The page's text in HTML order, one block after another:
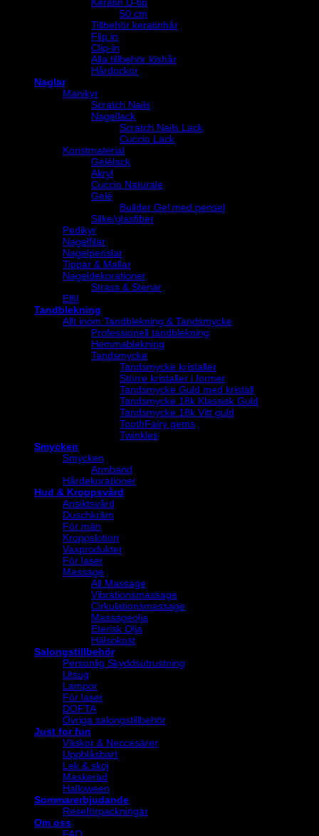
50 cm
Tillbehör keratinhår
Flip in
Clip-in
Alla tillbehör löshår
Hårdockor
Naglar
Manikyr
Scratch Nails
Nagellack
Scratch Nails Lack
Cuccio Lack
Konstmaterial
Gelélack
Akryl
Cuccio Naturale
Gelé
Builder Gel med pensel
Silke/glasfiber
Pedikyr
Nagelfilar
Nagelpenslar
Tippar & Mallar
Nageldekorationer
Strass & Stenar
Elfil
Tandblekning
Allt inom Tandblekning & Tandsmycke
Professionell tandblekning
Hemmablekning
Tandsmycke
Tandsmycke kristaller
Större kristaller i former
Tandsmycke Guld med kristall
Tandsmycke 18k Klassisk Guld
Tandsmycke 18k Vitt guld
ToothFairy gems
Twinkles
Smycken
Smycken
Armband
Hårdekorationer
Hud & Kroppsvård
Ansiktsvård
Duschkräm
För män
Kroppslotion
Vaxprodukter
För laser
Massage
All Massage
Vibrationsmassage
Cirkulationsmassage
Massageolja
Eterisk Olja
Hälsokost
Salongstillbehör
Personlig Skyddsutrustning
Utsug
Lampor
För laser
DOFTA
Övriga salongstillbehör
Just for fun
Väskor & Neccesärer
Uppblåsbart
Lek & skoj
Maskerad
Halloween
Sommarerbjudande
Reseförpackningar
Om oss